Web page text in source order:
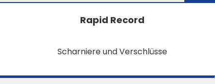
Rapid Record
Scharniere und Verschlüsse